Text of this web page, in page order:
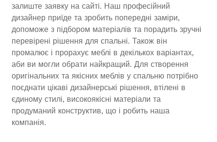
залиште заявку на сайті. Наш професійний
дизайнер приїде та зробить попередні заміри,
допоможе з підбором матеріалів та порадить зручні
перевірені рішення для спальні. Також він
промалює і прорахує меблі в декількох варіантах,
аби ви могли обрати найкращий. Для створення
оригінальних та якісних меблів у спальню потрібно
поєднати цікаві дизайнерські рішення, втілені в
єдиному стилі, високоякісні матеріали та
продуманий конструктив, що і робить наша
компанія.